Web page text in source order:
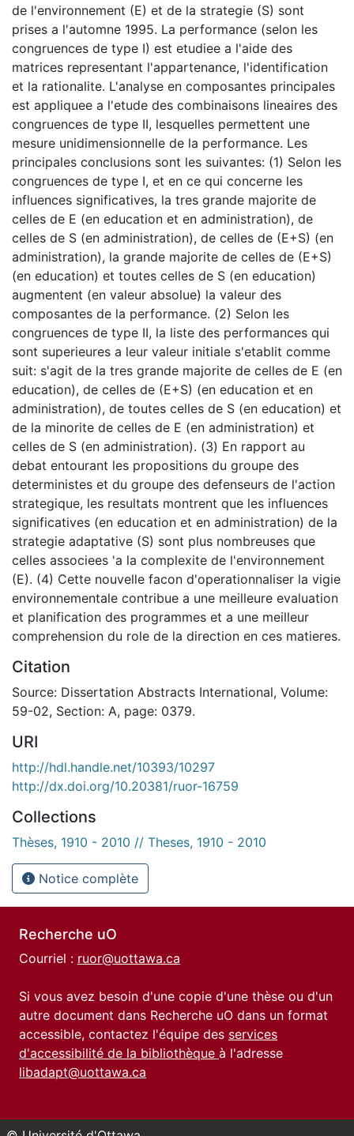
de l'environnement (E) et de la strategie (S) sont
prises a l'automne 1995. La performance (selon les
congruences de type I) est etudiee a l'aide des
matrices representant l'appartenance, l'identification
et la rationalite. L'analyse en composantes principales
est appliquee a l'etude des combinaisons lineaires des
congruences de type II, lesquelles permettent une
mesure unidimensionnelle de la performance. Les
principales conclusions sont les suivantes: (1) Selon les
congruences de type I, et en ce qui concerne les
influences significatives, la tres grande majorite de
celles de E (en education et en administration), de
celles de S (en administration), de celles de (E+S) (en
administration), la grande majorite de celles de (E+S)
(en education) et toutes celles de S (en education)
augmentent (en valeur absolue) la valeur des
composantes de la performance. (2) Selon les
congruences de type II, la liste des performances qui
sont superieures a leur valeur initiale s'etablit comme
suit: s'agit de la tres grande majorite de celles de E (en
education), de celles de (E+S) (en education et en
administration), de toutes celles de S (en education) et
de la minorite de celles de E (en administration) et
celles de S (en administration). (3) En rapport au
debat entourant les propositions du groupe des
deterministes et du groupe des defenseurs de l'action
strategique, les resultats montrent que les influences
significatives (en education et en administration) de la
strategie adaptative (S) sont plus nombreuses que
celles associees 'a la complexite de l'environnement
(E). (4) Cette nouvelle facon d'operationnaliser la vigie
environnementale contribue a une meilleure evaluation
et planification des programmes et a une meilleur
comprehension du role de la direction en ces matieres.
Citation
Source: Dissertation Abstracts International, Volume:
59-02, Section: A, page: 0379.
URI
http://hdl.handle.net/10393/10297
http://dx.doi.org/10.20381/ruor-16759
Collections
Thèses, 1910 - 2010 // Theses, 1910 - 2010
Notice complète
Recherche uO
Courriel : ruor@uottawa.ca
Si vous avez besoin d'une copie d'une thèse ou d'un
autre document dans Recherche uO dans un format
accessible, contactez l'équipe des services
d'accessibilité de la bibliothèque à l'adresse
libadapt@uottawa.ca